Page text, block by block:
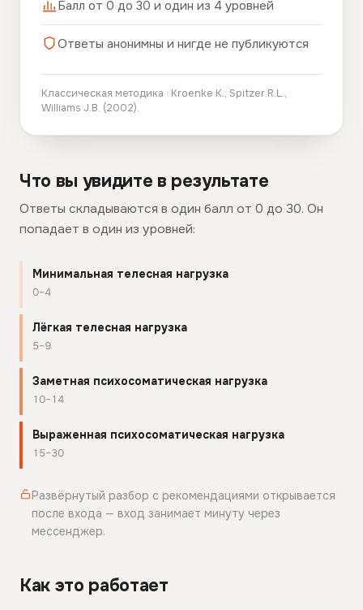
Балл от 0 до 30 и один из 4 уровней
Ответы анонимны и нигде не публикуются
Классическая методика · Kroenke K., Spitzer R.L.,
Williams J.B. (2002).
Что вы увидите в результате
Ответы складываются в один балл от 0 до 30. Он
попадает в один из уровней:
Минимальная телесная нагрузка
0–4
Лёгкая телесная нагрузка
5–9
Заметная психосоматическая нагрузка
10–14
Выраженная психосоматическая нагрузка
15–30
Развёрнутый разбор с рекомендациями открывается
после входа — вход занимает минуту через
мессенджер.
Как это работает